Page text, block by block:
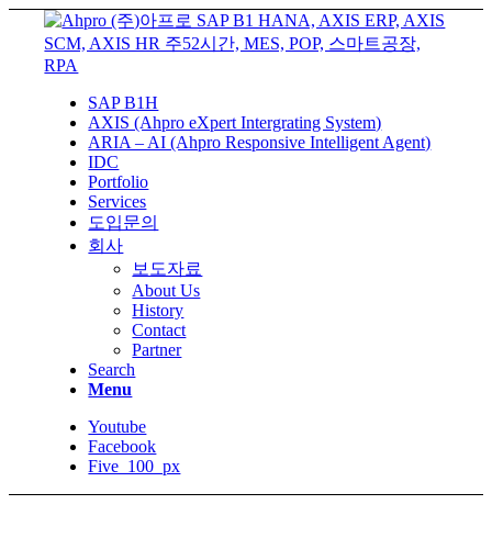
SAP B1H
AXIS (Ahpro eXpert Intergrating System)
ARIA – AI (Ahpro Responsive Intelligent Agent)
IDC
Portfolio
Services
도입문의
회사
보도자료
About Us
History
Contact
Partner
Search
Menu
Youtube
Facebook
Five_100_px